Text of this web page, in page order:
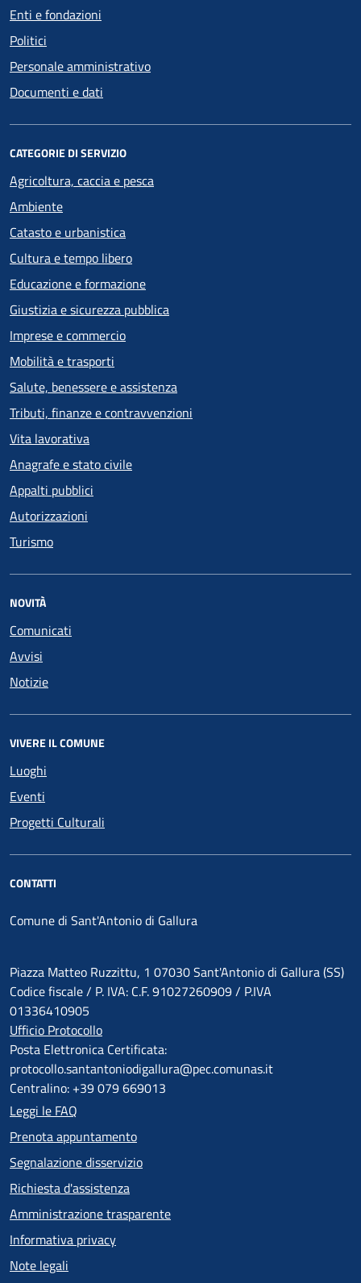
Enti e fondazioni
Politici
Personale amministrativo
Documenti e dati
CATEGORIE DI SERVIZIO
Agricoltura, caccia e pesca
Ambiente
Catasto e urbanistica
Cultura e tempo libero
Educazione e formazione
Giustizia e sicurezza pubblica
Imprese e commercio
Mobilità e trasporti
Salute, benessere e assistenza
Tributi, finanze e contravvenzioni
Vita lavorativa
Anagrafe e stato civile
Appalti pubblici
Autorizzazioni
Turismo
NOVITÀ
Comunicati
Avvisi
Notizie
VIVERE IL COMUNE
Luoghi
Eventi
Progetti Culturali
CONTATTI
Comune di Sant'Antonio di Gallura
Piazza Matteo Ruzzittu, 1 07030 Sant'Antonio di Gallura (SS)
Codice fiscale / P. IVA: C.F. 91027260909 / P.IVA
01336410905
Ufficio Protocollo
Posta Elettronica Certificata:
protocollo.santantoniodigallura@pec.comunas.it
Centralino: +39 079 669013
Leggi le FAQ
Prenota appuntamento
Segnalazione disservizio
Richiesta d'assistenza
Amministrazione trasparente
Informativa privacy
Note legali